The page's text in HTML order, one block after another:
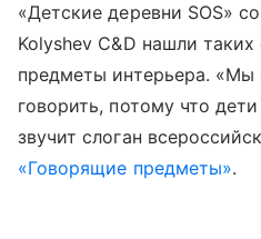
«Детские деревни SOS»
Kolyshev C&D нашли
предметы интерьера. «Мы
говорить, потому что
звучит слоган
«Говорящие предметы».